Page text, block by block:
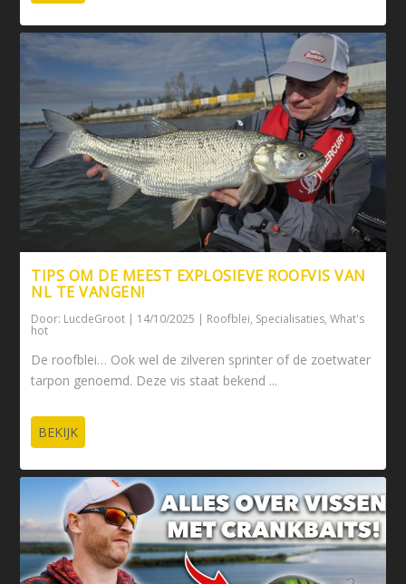
TIPS OM DE MEEST EXPLOSIEVE ROOFVIS VAN
NL TE VANGEN!
Door: LucdeGroot | 14/10/2025 | Roofblei, Specialisaties,What's
hot
De roofblei… Ook wel de zilveren sprinter of de zoetwater
tarpon genoemd. Deze vis staat bekend ...
BEKIJK